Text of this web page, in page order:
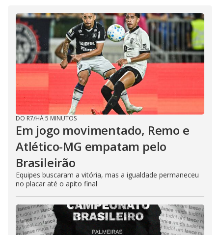
DO R7/HÁ 5 MINUTOS
Em jogo movimentado, Remo e
Atlético-MG empatam pelo
Brasileirão
Equipes buscaram a vitória, mas a igualdade permaneceu
no placar até o apito final